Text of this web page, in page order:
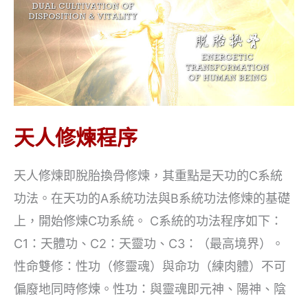
天人修煉程序
天人修煉即脫胎換骨修煉，其重點是天功的C系統
功法。在天功的A系統功法與B系統功法修煉的基礎
上，開始修煉C功系統。 C系統的功法程序如下：
C1：天體功、C2：天靈功、C3：（最高境界）。
性命雙修：性功（修靈魂）與命功（練肉體）不可
偏廢地同時修煉。性功：與靈魂即元神、陽神、陰